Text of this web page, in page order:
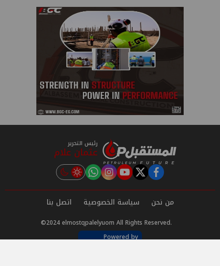
رئيس التحرير
عثمان علام
facebook
twitter
youtube
instagram
tiktok
من نحن سياسة الخصوصية اتصل بنا
©2024 elmostqpalelyuom All Rights Reserved.
Powered by